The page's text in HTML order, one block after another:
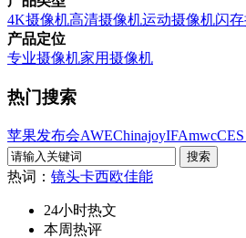
4K摄像机高清摄像机运动摄像机闪
产品定位
专业摄像机家用摄像机
热门搜索
苹果发布会AWEChinajoyIFAmwc
热词： 镜头卡西欧佳能
24小时热文
本周热评